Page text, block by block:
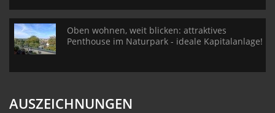
Oben wohnen, weit blicken: attraktives
Penthouse im Naturpark - ideale Kapitalanlage!
AUSZEICHNUNGEN